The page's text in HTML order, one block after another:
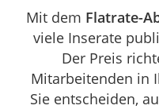
Mit dem Flatrate-
viele Inserate
Der Preis
Mitarbeitenden in
Sie entscheiden,